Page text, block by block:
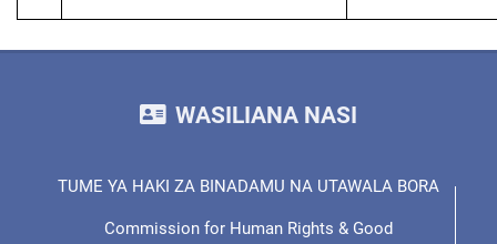
WASILIANA NASI
TUME YA HAKI ZA BINADAMU NA UTAWALA BORA
Commission for Human Rights & Good